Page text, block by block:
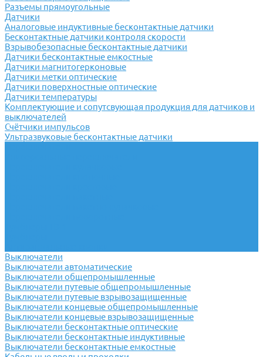
Разъемы прямоугольные
Датчики
Аналоговые индуктивные бесконтактные датчики
Бесконтактные датчики контроля скорости
Взрывобезопасные бесконтактные датчики
Датчики бесконтактные емкостные
Датчики магнитогерконовые
Датчики метки оптические
Датчики поверхностные оптические
Датчики температуры
Комплектующие и сопутсвующая продукция для датчиков и
выключателей
Счётчики импульсов
Ультразвуковые бесконтактные датчики
Выключатели
Выключатели автоматические
Выключатели общепромышленные
Выключатели путевые общепромышленные
Выключатели путевые взрывозащищенные
Выключатели концевые общепромышленные
Выключатели концевые взрывозащищенные
Выключатели бесконтактные оптические
Выключатели бесконтактные индуктивные
Выключатели бесконтактные емкостные